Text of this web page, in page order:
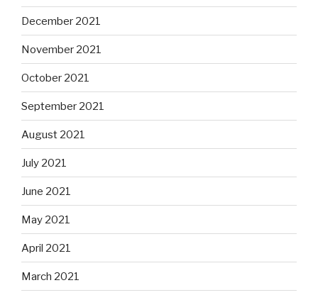
December 2021
November 2021
October 2021
September 2021
August 2021
July 2021
June 2021
May 2021
April 2021
March 2021